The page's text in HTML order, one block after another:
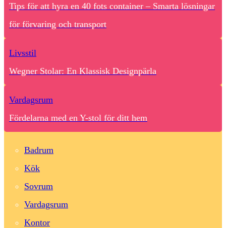
Tips för att hyra en 40 fots container – Smarta lösningar
för förvaring och transport
Livsstil
Wegner Stolar: En Klassisk Designpärla
Vardagsrum
Fördelarna med en Y-stol för ditt hem
Badrum
Kök
Sovrum
Vardagsrum
Kontor